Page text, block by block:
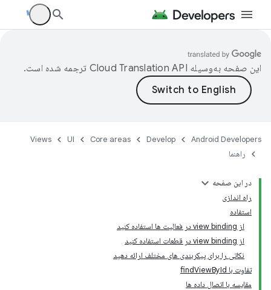
این صفحه به‌وسیله ترجمه شده است.
Android Developers
Develop
Core areas
UI
Views
راهنما
در این صفحه
راه اندازی
استفاده
از view binding در فعالیت ها استفاده کنید
از view binding در قطعات استفاده کنید
نکاتی را برای پیکربندی های مختلف ارائه دهید
تفاوت با findViewById
مقایسه با اتصال داده ها